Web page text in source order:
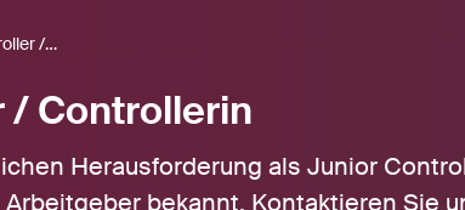
Jobs Junior Controller / Controllerin
/ Controllerin
Herausforderung als Junior
bekannt. Kontaktieren Sie